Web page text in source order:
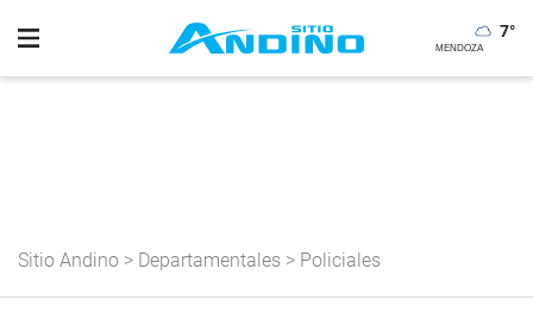
7°
Sitio Andino > Departamentales > Policiales